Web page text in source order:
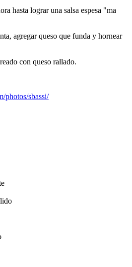
hasta lograr una salsa espesa "ma
agregar queso que funda y hornear
con queso rallado.
photos/sbassi/